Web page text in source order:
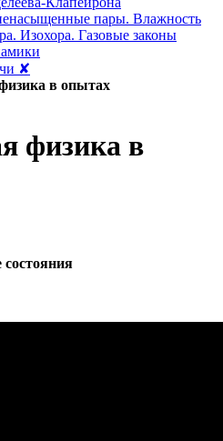
пары. Влажность
Изохора. Газовые законы
✘
в опытах
физика в